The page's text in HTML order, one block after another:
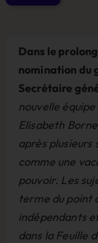
Dans le
nomination du
Secrétaire
nouvelle
Elisabeth
après plusieurs
comme une
pouvoir. Les
terme du point
indépendants
dans la Feuille